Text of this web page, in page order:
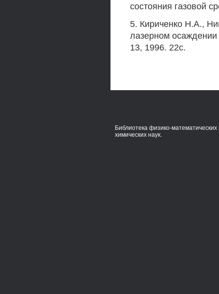
состояния газовой
5. Кириченко Н.А.,
лазерном
13, 1996. 22с.
Библиотека физико-математических
химических наук.